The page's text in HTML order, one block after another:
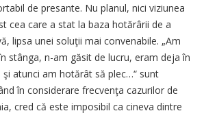
de presante. Nu planul, nici viziunea
cea care a stat la baza hotărârii de a
lipsa unei soluţii mai convenabile. „Am
stânga, n-am găsit de lucru, eram deja în
atunci am hotărât să plec…“ sunt
în considerare frecvenţa cazurilor de
cred că este imposibil ca cineva dintre